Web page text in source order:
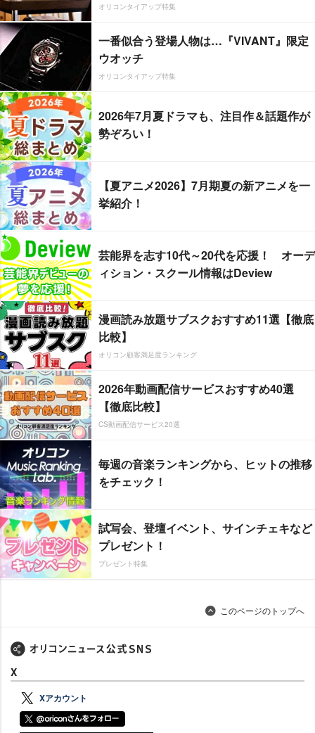
オリコンタイアップ特集
一番似合う登場人物は…『VIVANT』限定
ウオッチ
オリコンタイアップ特集
2026年7月夏ドラマも、注目作＆話題作が
勢ぞろい！
【夏アニメ2026】7月期夏の新アニメを一
挙紹介！
芸能界を志す10代～20代を応援！ オーデ
ィション・スクール情報はDeview
漫画読み放題サブスクおすすめ11選【徹底
比較】
オリコン顧客満足度ランキング
2026年動画配信サービスおすすめ40選
【徹底比較】
CS動画配信サービス20選
毎週の音楽ランキングから、ヒットの推移
をチェック！
試写会、登壇イベント、サインチェキなど
プレゼント！
プレゼント特集
このページのトップへ
X
Xアカウント